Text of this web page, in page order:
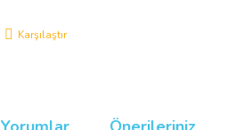
Karşılaştır